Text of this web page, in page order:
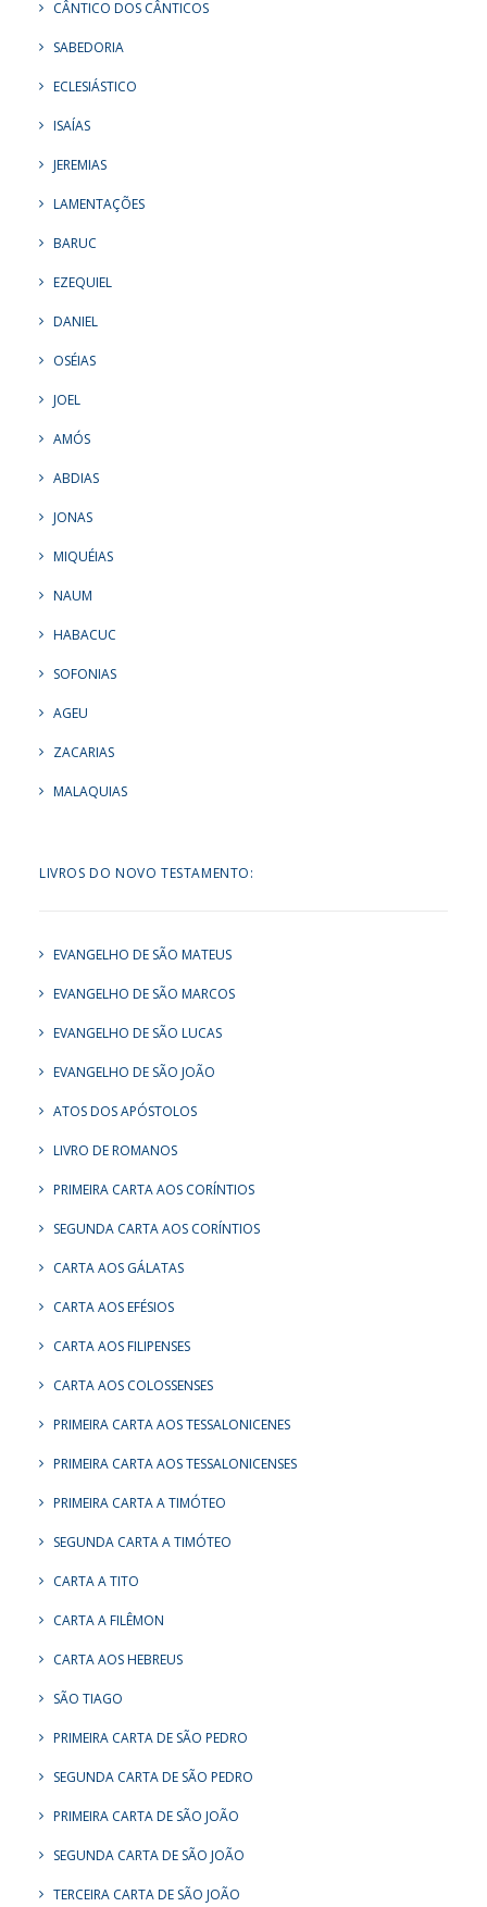
CÂNTICO DOS CÂNTICOS
SABEDORIA
ECLESIÁSTICO
ISAÍAS
JEREMIAS
LAMENTAÇÕES
BARUC
EZEQUIEL
DANIEL
OSÉIAS
JOEL
AMÓS
ABDIAS
JONAS
MIQUÉIAS
NAUM
HABACUC
SOFONIAS
AGEU
ZACARIAS
MALAQUIAS
LIVROS DO NOVO TESTAMENTO:
EVANGELHO DE SÃO MATEUS
EVANGELHO DE SÃO MARCOS
EVANGELHO DE SÃO LUCAS
EVANGELHO DE SÃO JOÃO
ATOS DOS APÓSTOLOS
LIVRO DE ROMANOS
PRIMEIRA CARTA AOS CORÍNTIOS
SEGUNDA CARTA AOS CORÍNTIOS
CARTA AOS GÁLATAS
CARTA AOS EFÉSIOS
CARTA AOS FILIPENSES
CARTA AOS COLOSSENSES
PRIMEIRA CARTA AOS TESSALONICENES
PRIMEIRA CARTA AOS TESSALONICENSES
PRIMEIRA CARTA A TIMÓTEO
SEGUNDA CARTA A TIMÓTEO
CARTA A TITO
CARTA A FILÊMON
CARTA AOS HEBREUS
SÃO TIAGO
PRIMEIRA CARTA DE SÃO PEDRO
SEGUNDA CARTA DE SÃO PEDRO
PRIMEIRA CARTA DE SÃO JOÃO
SEGUNDA CARTA DE SÃO JOÃO
TERCEIRA CARTA DE SÃO JOÃO